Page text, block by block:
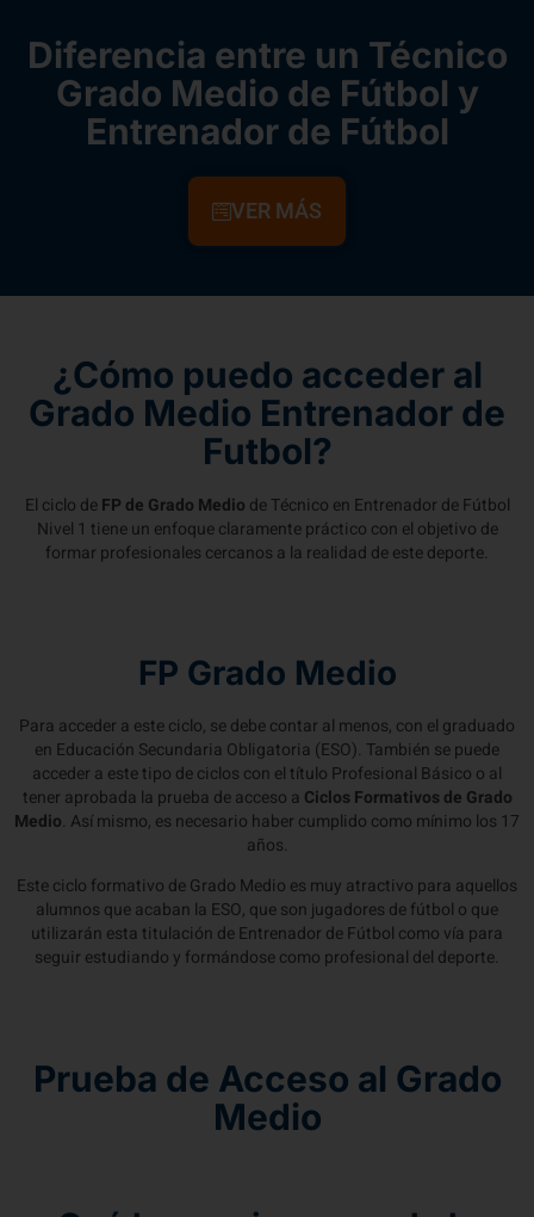
Diferencia entre un Técnico
Grado Medio de Fútbol y
Entrenador de Fútbol
VER MÁS
¿Cómo puedo acceder al
Grado Medio Entrenador de
Futbol?
El ciclo deFP de Grado Medio de Técnico en Entrenador de Fútbol
Nivel 1 tiene un enfoque claramente práctico con el objetivo de
formar profesionales cercanos a la realidad de este deporte.
FP Grado Medio
Para acceder a este ciclo, se debe contar al menos, con el graduado
en Educación Secundaria Obligatoria (ESO). También se puede
acceder a este tipo de ciclos con el título Profesional Básico o al
tener aprobada la prueba de acceso a Ciclos Formativos de Grado
Medio. Así mismo, es necesario haber cumplido como mínimo los 17
años.
Este ciclo formativo de Grado Medio es muy atractivo para aquellos
alumnos que acaban la ESO, que son jugadores de fútbol o que
utilizarán esta titulación de Entrenador de Fútbol como vía para
seguir estudiando y formándose como profesional del deporte.
Prueba de Acceso al Grado
Medio